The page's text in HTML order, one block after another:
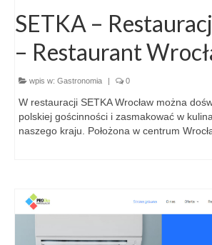
SETKA –
– Restaurant
wpis w: Gastronomia | 0
W restauracji SETKA Wrocław można
polskiej gościnności i zasmakować w
naszego kraju. Położona w centrum